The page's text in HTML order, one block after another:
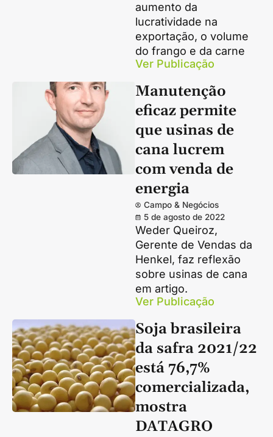
aumento da
lucratividade na
exportação, o volume
do frango e da carne
Ver Publicação
Manutenção
eficaz permite
que usinas de
cana lucrem
com venda de
energia
Campo & Negócios
5 de agosto de 2022
Weder Queiroz,
Gerente de Vendas da
Henkel, faz reflexão
sobre usinas de cana
em artigo.
Ver Publicação
Soja brasileira
da safra 2021/22
está 76,7%
comercializada,
mostra
DATAGRO